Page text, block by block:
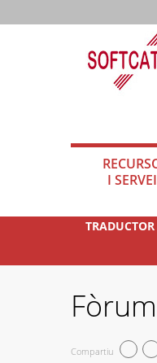
I
TRADUCTOR
Compartiu